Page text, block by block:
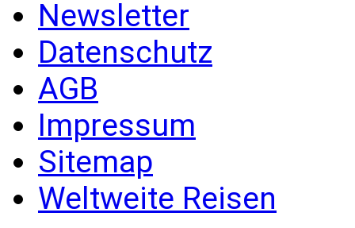
Newsletter
Datenschutz
AGB
Impressum
Sitemap
Weltweite Reisen